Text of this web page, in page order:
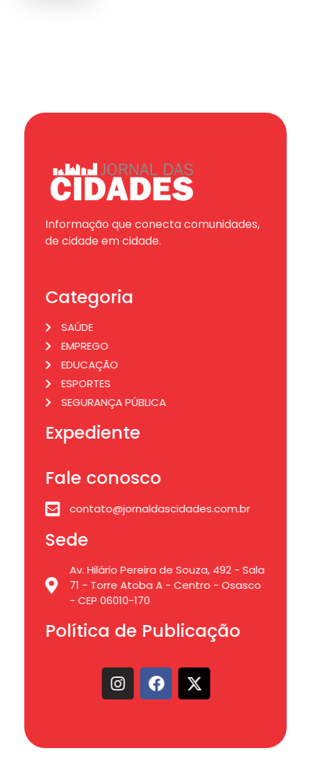
Informação que conecta comunidades,
de cidade em cidade.
Categoria
SAÚDE
EMPREGO
EDUCAÇÃO
ESPORTES
SEGURANÇA PÚBLICA
Expediente
Fale conosco
contato@jornaldascidades.com.br
Sede
Av. Hilário Pereira de Souza, 492 - Sala
71 - Torre Atoba A - Centro - Osasco
- CEP 06010-170
Política de Publicação